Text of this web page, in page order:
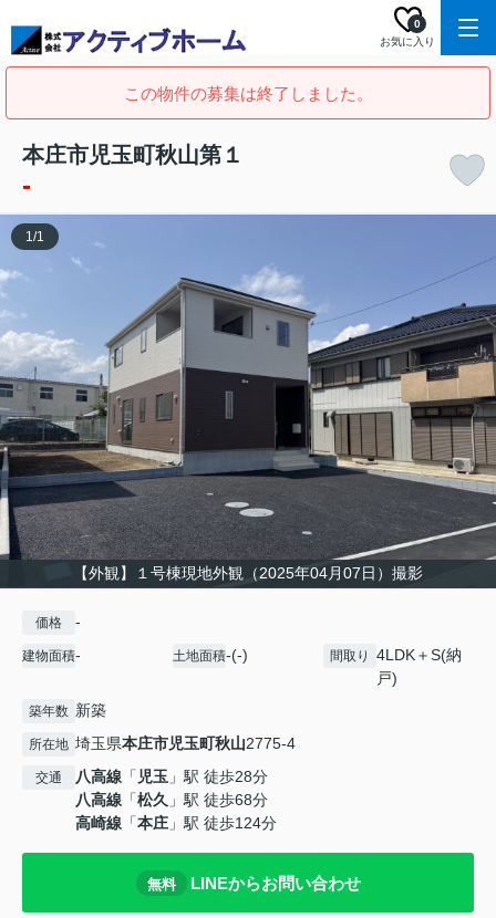
お気に入り
0
この物件の募集は終了しました。
本庄市児玉町秋山第１
-
【外観】１号棟現地外観（2025年04月07日）撮影
1/1
価格 -
建物面積- 土地面積-(-) 間取り
4LDK＋S(納
戸)
築年数 新築
所在地 埼玉県本庄市児玉町秋山2775-4
交通 八高線 「 児玉 」駅 徒歩28分
八高線 「松久 」駅 徒歩68分
高崎線 「本庄 」駅 徒歩124分
無料 LINEからお問い合わせ